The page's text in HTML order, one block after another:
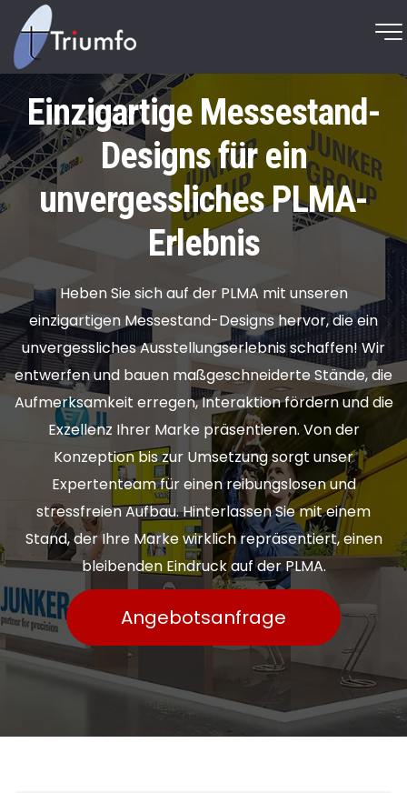
Einzigartige Messestand-
Designs für ein
unvergessliches PLMA-
Erlebnis
Heben Sie sich auf der PLMA mit unseren
einzigartigen Messestand-Designs hervor, die ein
unvergessliches Ausstellungserlebnis schaffen! Wir
entwerfen und bauen maßgeschneiderte Stände, die
Aufmerksamkeit erregen, Interaktion fördern und die
Exzellenz Ihrer Marke präsentieren. Von der
Konzeption bis zur Umsetzung sorgt unser
Expertenteam für einen reibungslosen und
stressfreien Aufbau. Hinterlassen Sie mit einem
Stand, der Ihre Marke wirklich repräsentiert, einen
bleibenden Eindruck auf der PLMA.
Angebotsanfrage